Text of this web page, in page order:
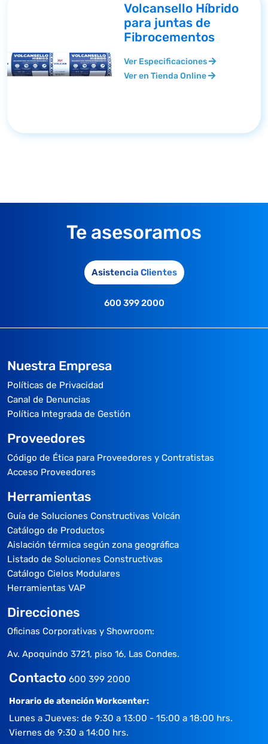
Volcansello Híbrido
para juntas de
Fibrocementos
Ver Especificaciones
Ver en Tienda Online
Te asesoramos
Asistencia Clientes
600 399 2000
Nuestra Empresa
Políticas de Privacidad
Canal de Denuncias
Política Integrada de Gestión
Proveedores
Código de Ética para Proveedores y Contratistas
Acceso Proveedores
Herramientas
Guía de Soluciones Constructivas Volcán
Catálogo de Productos
Aislación térmica según zona geográfica
Listado de Soluciones Constructivas
Catálogo Cielos Modulares
Herramientas VAP
Direcciones
Oficinas Corporativas y Showroom:
Av. Apoquindo 3721, piso 16, Las Condes.
Contacto 600 399 2000
Horario de atención Workcenter:
Lunes a Jueves: de 9:30 a 13:00 - 15:00 a 18:00 hrs.
Viernes de 9:30 a 14:00 hrs.